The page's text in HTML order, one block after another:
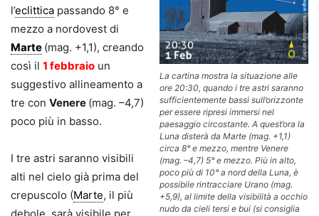
La cartina mostra la situazione alle
ore 20:30, quando i tre astri saranno
sufficientemente bassi sull’orizzonte
per essere ripresi immersi nel
paesaggio circostante. A quest’ora la
Luna disterà da Marte (mag. +1,1)
circa 8° e mezzo, mentre Venere
(mag. –4,7) 5° e mezzo. Più in alto,
poco più di 10° a nord della Luna, è
possibile rintracciare Urano (mag.
+5,9), al limite della visibilità a occhio
nudo da cieli tersi e bui (si consiglia
l’eclittica passando 8° e
mezzo a nordovest di
Marte (mag. +1,1), creando
così il 1 febbraio un
suggestivo allineamento a
tre con Venere (mag. –4,7)
poco più in basso.
I tre astri saranno visibili
alti nel cielo già prima del
crepuscolo (Marte, il più